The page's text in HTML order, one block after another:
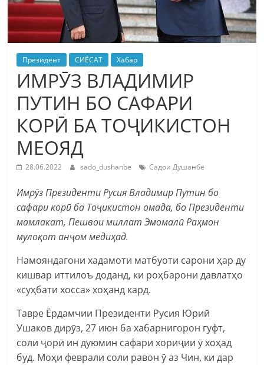
Президент СИЁСАТ Хабар
ИМРӮЗ ВЛАДИМИР
ПУТИН БО САФАРИ
КОРӢ БА ТОҶИКИСТОН
МЕОЯД
28.06.2022 sado_dushanbe Садои Душанбе
Имрӯз Президенти Русия Владимир Путин бо
сафари корӣ ба Тоҷикистон омада, бо Президенти
мамлакат, Пешвои миллат Эмомалӣ Раҳмон
мулоқот анҷом медиҳад.
Намояндагони хадамоти матбуоти сарони ҳар ду
кишвар иттилоъ доданд, ки роҳбарони давлатҳо
«суҳбати хосса» хоҳанд кард.
Тавре Ёрдамчии Президенти Русия Юрий
Ушаков дирӯз, 27 июн ба хабарнигорон гуфт,
соли ҷорӣ ин дуюмин сафари хориҷии ӯ хоҳад
буд. Моҳи феврали соли равон ӯ аз Чин, ки дар